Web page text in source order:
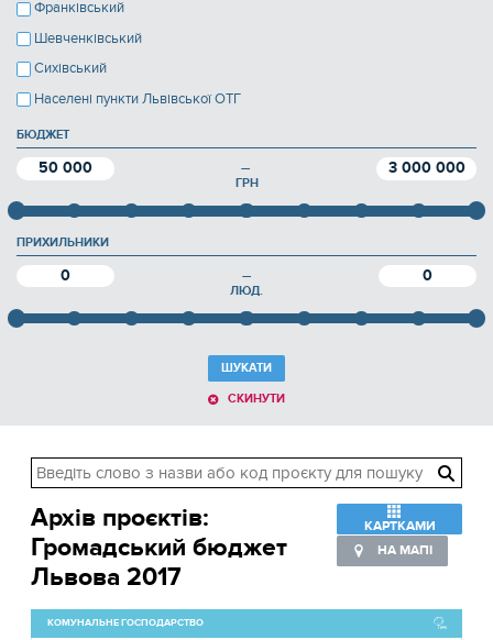
Франківський
Шевченківський
Сихівський
Населені пункти Львівської ОТГ
БЮДЖЕТ
50 000 — 3 000 000
ГРН
ПРИХИЛЬНИКИ
0 — 0
ЛЮД.
ШУКАТИ
СКИНУТИ
Архів проєктів:
Громадський бюджет
Львова 2017
КАРТКАМИ
НА МАПІ
КОМУНАЛЬНЕ ГОСПОДАРСТВО